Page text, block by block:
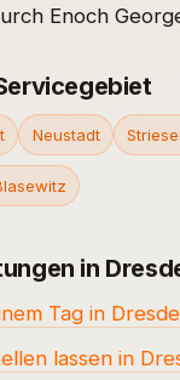
Enoch
Neustadt
in
Tag in
lassen in